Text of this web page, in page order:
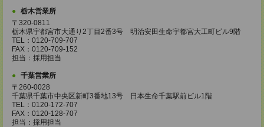
栃木営業所
〒320-0811
栃木県宇都宮市大通り2丁目2番3号 明治安田生命宇都宮大工町ビル9階
TEL：0120-709-707
FAX：0120-709-152
担当：採用担当
千葉営業所
〒260-0028
千葉県千葉市中央区新町3番地13号 日本生命千葉駅前ビル1階
TEL：0120-172-707
FAX：0120-128-707
担当：採用担当